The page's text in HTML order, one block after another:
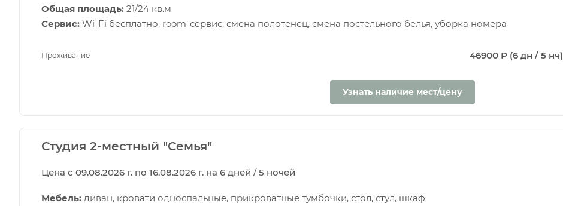
Общая площадь: 21/24 кв.м
Сервис: Wi-Fi бесплатно, room-сервис, смена полотенец, смена постельного белья, уборка номера
Проживание 46900 Р (6 дн / 5 нч)
Узнать наличие мест/цену
Студия 2-местный "Семья"
Цена с 09.08.2026 г. по 16.08.2026 г. на 6 дней / 5 ночей
Мебель: диван, кровати односпальные, прикроватные тумбочки, стол, стул, шкаф